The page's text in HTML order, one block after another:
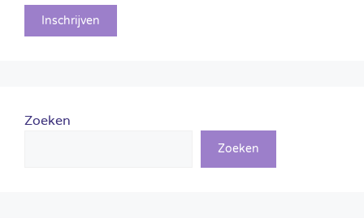
Zoeken
Zoeken